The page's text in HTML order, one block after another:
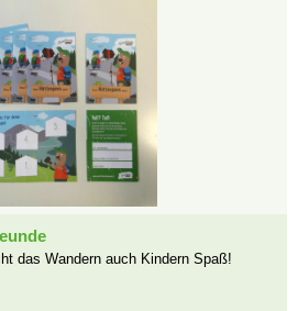
das Wandern auch Kindern Spaß!